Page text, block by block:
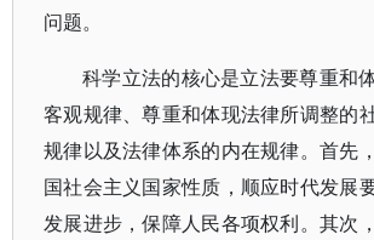
问题。
科学立法的核心是立法要尊重和
客观规律、尊重和体现法律所调整的
规律以及法律体系的内在规律。首先
国社会主义国家性质，顺应时代发展
发展进步，保障人民各项权利。其次